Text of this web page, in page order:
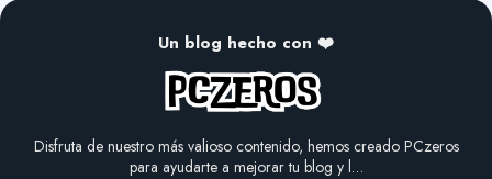
Un blog hecho con ❤️
Disfruta de nuestro más valioso contenido, hemos creado PCzeros
para ayudarte a mejorar tu blog y l…